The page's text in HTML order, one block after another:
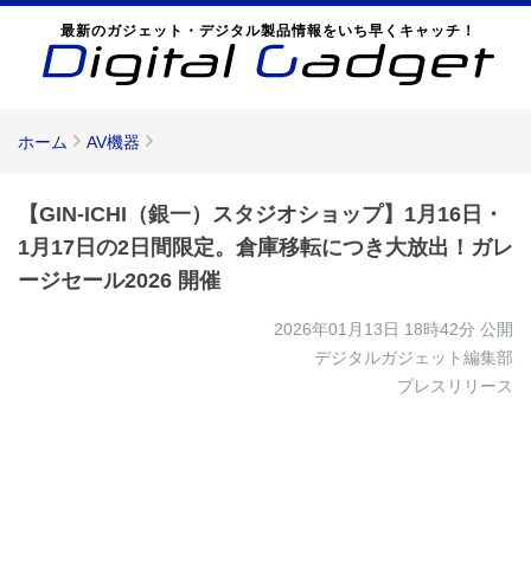
最新のガジェット・デジタル製品情報をいち早くキャッチ！
ホーム AV機器
【GIN-ICHI（銀一）スタジオショップ】1月16日・
1月17日の2日間限定。倉庫移転につき大放出！ガレ
ージセール2026 開催
2026年01月13日 18時42分 公開
デジタルガジェット編集部
プレスリリース